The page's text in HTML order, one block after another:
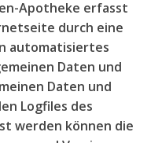
Apotheke erfasst
durch eine
automatisiertes
Daten und
Daten und
Logfiles des
werden können die